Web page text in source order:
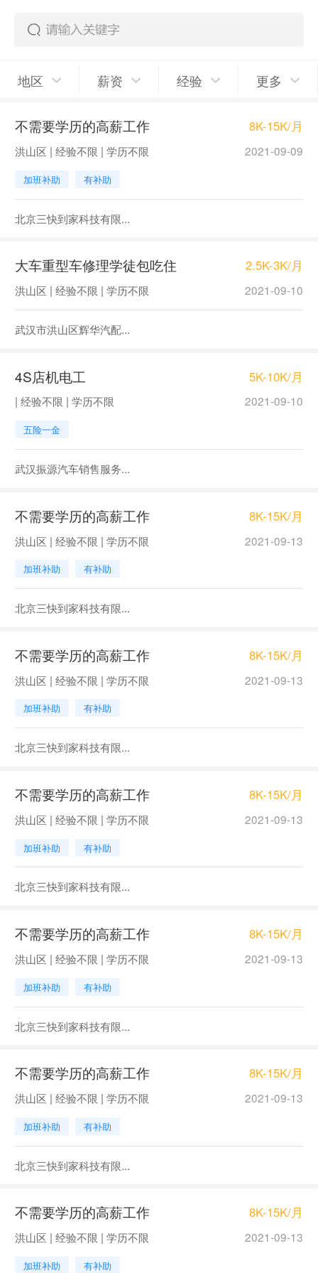
地区 薪资 经验 更多
不需要学历的高薪工作 8K-15K/月
洪山区 | 经验不限 | 学历不限 2021-09-09
加班补助 有补助
北京三快到家科技有限...
大车重型车修理学徒包吃住 2.5K-3K/月
洪山区 | 经验不限 | 学历不限 2021-09-10
武汉市洪山区辉华汽配...
4S店机电工 5K-10K/月
| 经验不限 | 学历不限 2021-09-10
五险一金
武汉振源汽车销售服务...
不需要学历的高薪工作 8K-15K/月
洪山区 | 经验不限 | 学历不限 2021-09-13
加班补助 有补助
北京三快到家科技有限...
不需要学历的高薪工作 8K-15K/月
洪山区 | 经验不限 | 学历不限 2021-09-13
加班补助 有补助
北京三快到家科技有限...
不需要学历的高薪工作 8K-15K/月
洪山区 | 经验不限 | 学历不限 2021-09-13
加班补助 有补助
北京三快到家科技有限...
不需要学历的高薪工作 8K-15K/月
洪山区 | 经验不限 | 学历不限 2021-09-13
加班补助 有补助
北京三快到家科技有限...
不需要学历的高薪工作 8K-15K/月
洪山区 | 经验不限 | 学历不限 2021-09-13
加班补助 有补助
北京三快到家科技有限...
不需要学历的高薪工作 8K-15K/月
洪山区 | 经验不限 | 学历不限 2021-09-13
加班补助 有补助